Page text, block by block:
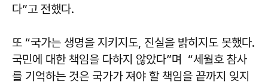
다”고 전했다.
또 “국가는 생명을 지키지도, 진실을 밝히지도 못했다.
국민에 대한 책임을 다하지 않았다”며 “세월호 참사
를 기억하는 것은 국가가 져야 할 책임을 끝까지 잊지